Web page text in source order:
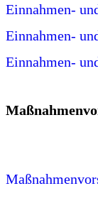
Einnahmen-
Einnahmen-
Einnahmen-